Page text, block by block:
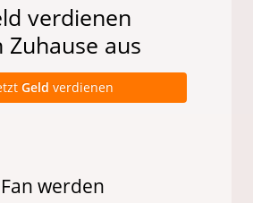
verdienen
Zuhause aus
Geld verdienen
Fan werden